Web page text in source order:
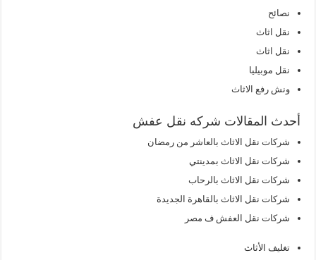
نصائح
نقل اثاث
نقل اثاث
نقل موبيليا
ونش رفع الاثاث
أحدث المقالات شركه نقل عفش
شركات نقل الاثاث بالعاشر من رمضان
شركات نقل الاثاث بمدينتي
شركات نقل الاثاث بالرحاب
شركات نقل الاثاث بالقاهرة الجديدة
شركات نقل العفش ف مصر
تغليف الأثاث